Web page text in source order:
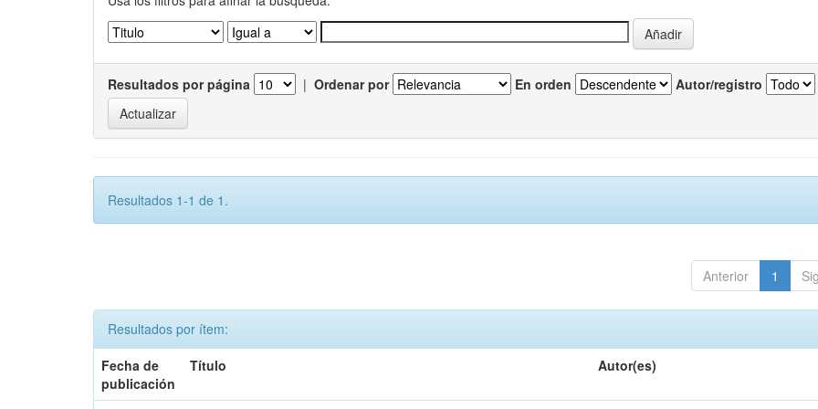
Resultados por página | Ordenar por En orden Autor/registro
Resultados 1-1 de 1.
Anterior 1
Resultados por ítem:
Fecha de
publicación
Título Autor(es)